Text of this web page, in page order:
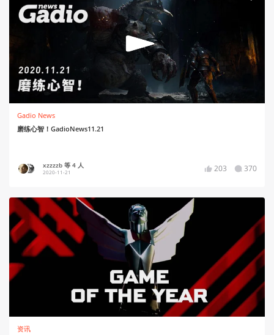
Gadio News
磨练心智！GadioNews11.21
xzzzzb 等 4 人
2020-11-21 203 370
资讯